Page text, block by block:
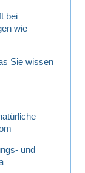
bei
wie
Sie wissen
und